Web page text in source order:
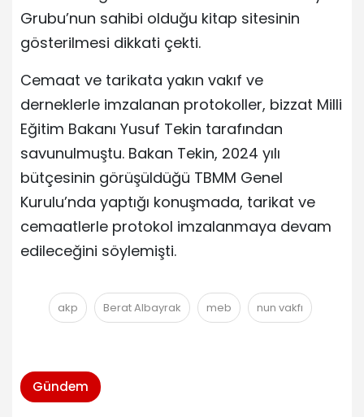
Grubu’nun sahibi olduğu kitap sitesinin
gösterilmesi dikkati çekti.
Cemaat ve tarikata yakın vakıf ve
derneklerle imzalanan protokoller, bizzat Milli
Eğitim Bakanı Yusuf Tekin tarafından
savunulmuştu. Bakan Tekin, 2024 yılı
bütçesinin görüşüldüğü TBMM Genel
Kurulu’nda yaptığı konuşmada, tarikat ve
cemaatlerle protokol imzalanmaya devam
edileceğini söylemişti.
akp Berat Albayrak meb nun vakfı
Gündem